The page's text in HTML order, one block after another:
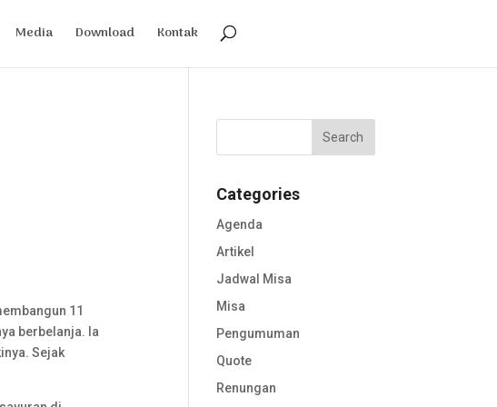
Media Download Kontak
11
berbelanja. Ia
Sejak
Categories
Agenda
Artikel
Jadwal Misa
Misa
Pengumuman
Quote
Renungan